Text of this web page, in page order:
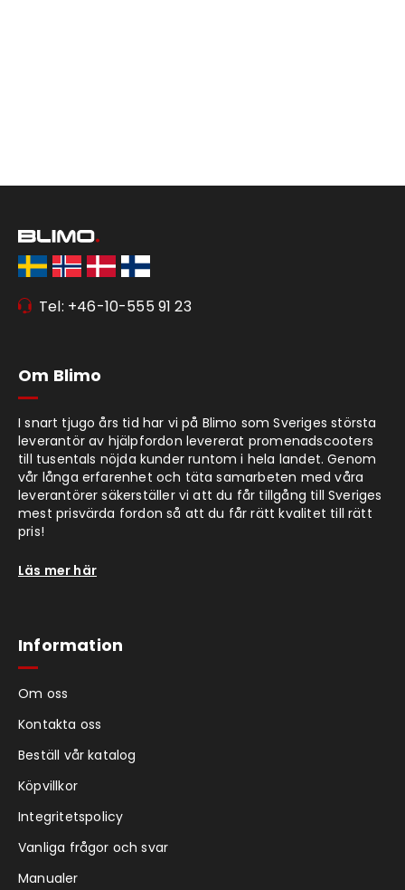
Tel: +46-10-555 91 23
Om Blimo
I snart tjugo års tid har vi på Blimo som Sveriges största
leverantör av hjälpfordon levererat promenadscooters
till tusentals nöjda kunder runtom i hela landet. Genom
vår långa erfarenhet och täta samarbeten med våra
leverantörer säkerställer vi att du får tillgång till Sveriges
mest prisvärda fordon så att du får rätt kvalitet till rätt
pris!
Läs mer här
Information
Om oss
Kontakta oss
Beställ vår katalog
Köpvillkor
Integritetspolicy
Vanliga frågor och svar
Manualer